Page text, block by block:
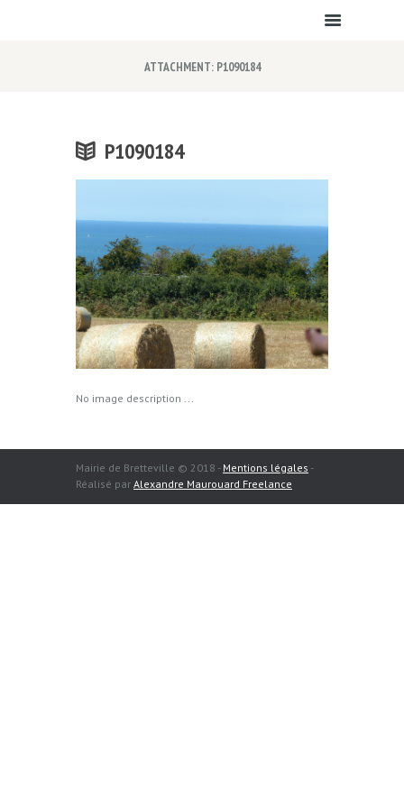
ATTACHMENT: P1090184
P1090184
No image description ...
Mairie de Bretteville © 2018 - Mentions légales -
Réalisé par Alexandre Maurouard Freelance